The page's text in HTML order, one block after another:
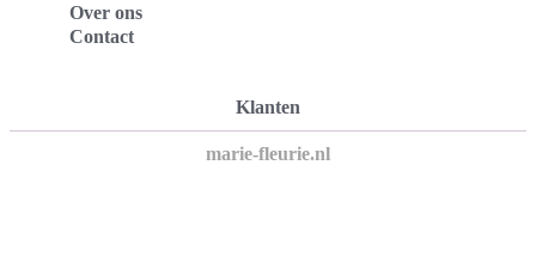
Over ons
Contact
Klanten
marie-fleurie.nl